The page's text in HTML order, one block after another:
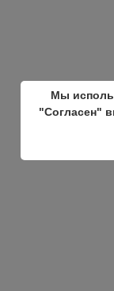
Мы
"Согласен"